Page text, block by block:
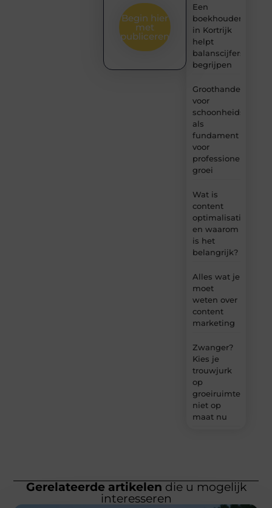
Een
boekhouder
in Kortrijk
helpt
balanscijfers
begrijpen
Groothandel
voor
als
fundament
voor
professionele
groei
Wat is
content
optimalisatie
en waarom
is het
belangrijk?
Alles wat je
moet
weten over
content
marketing
Zwanger?
Kies je
trouwjurk
op
groeiruimte,
niet op
maat nu
Begin hier
met
publiceren
Gerelateerde artikelen die u mogelijk
interesseren